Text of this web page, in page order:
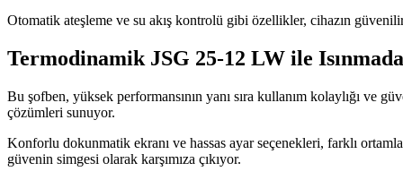
Otomatik ateşleme ve su akış kontrolü gibi özellikler, cihazın
Termodinamik JSG 25-12 LW ile
Bu şofben, yüksek performansının yanı sıra kullanım kolaylığı ve
çözümleri sunuyor.
Konforlu dokunmatik ekranı ve hassas ayar seçenekleri, farklı
güvenin simgesi olarak karşımıza çıkıyor.